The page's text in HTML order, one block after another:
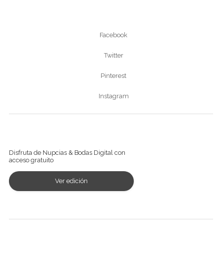
Facebook
Twitter
Pinterest
Instagram
Disfruta de Nupcias & Bodas Digital con
acceso gratuito
Ver edición